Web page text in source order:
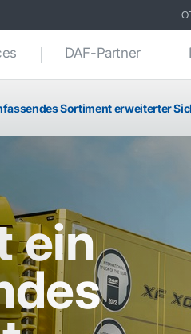
DAF-Partner
Sortiment erweiterter
ein